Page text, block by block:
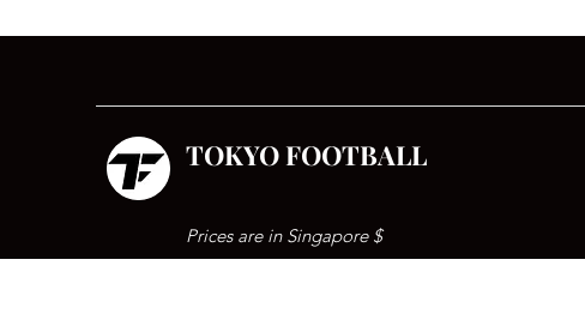
TOKYO FOOTBALL
Prices are in Singapore $